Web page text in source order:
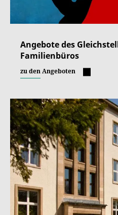
Angebote des
Familienbüros
zu den Angeboten